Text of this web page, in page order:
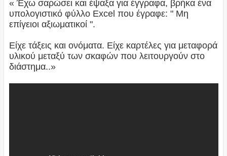
« Έχω σαρώσει και έψαξα για έγγραφα, βρήκα ένα
υπολογιστικό φύλλο Excel που έγραφε: " Μη
επίγειοι αξιωματικοί ".
Είχε τάξεις και ονόματα. Είχε καρτέλες για μεταφορά
υλικού μεταξύ των σκαφών που λειτουργούν στο
διάστημα..»